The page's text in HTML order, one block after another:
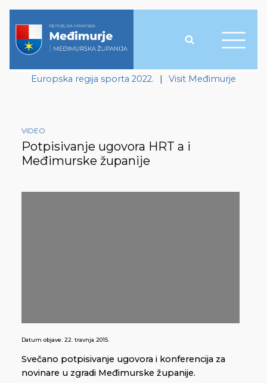
Europska regija sporta 2022. | Visit Međimurje
VIDEO
Potpisivanje ugovora HRT a i
Međimurske županije
Datum objave: 22. travnja 2015.
Svečano potpisivanje ugovora i konferencija za
novinare u zgradi Međimurske županije.